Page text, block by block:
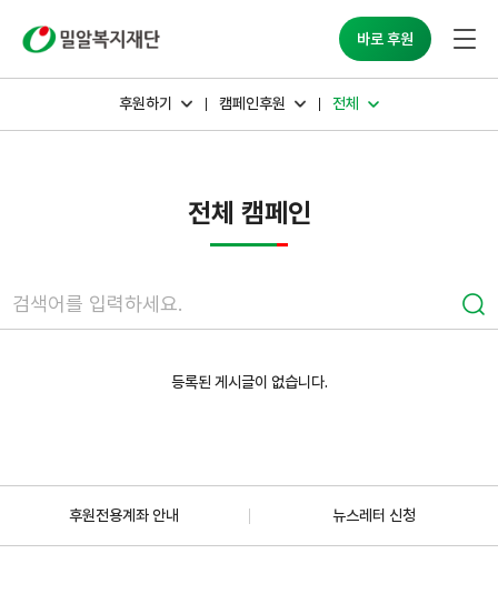
바로 후원
후원하기 캠페인후원 전체
전체 캠페인
등록된 게시글이 없습니다.
후원전용계좌 안내 뉴스레터 신청